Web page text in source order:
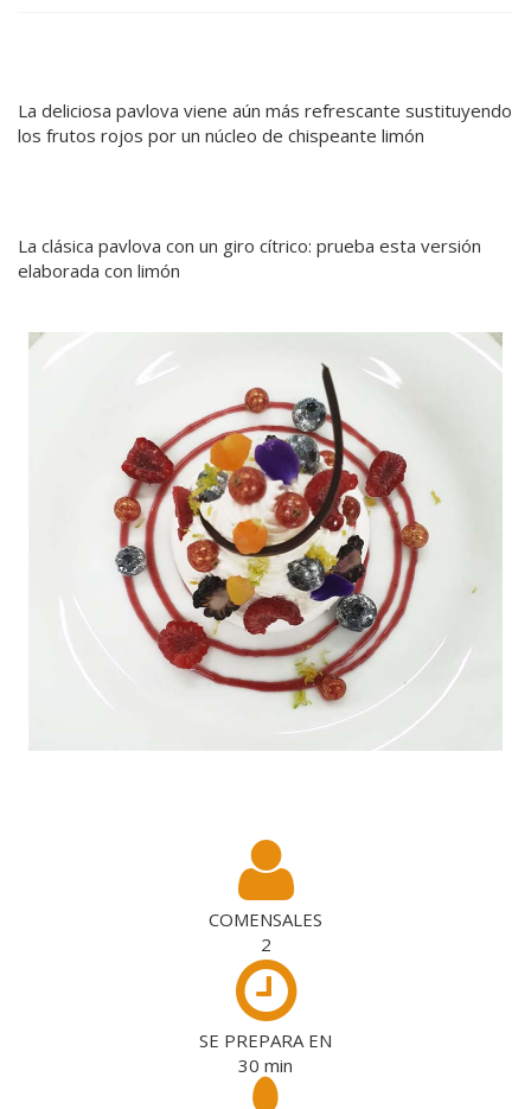
La deliciosa pavlova viene aún más refrescante sustituyendo
los frutos rojos por un núcleo de chispeante limón
La clásica pavlova con un giro cítrico: prueba esta versión
elaborada con limón
COMENSALES
2
SE PREPARA EN
30 min